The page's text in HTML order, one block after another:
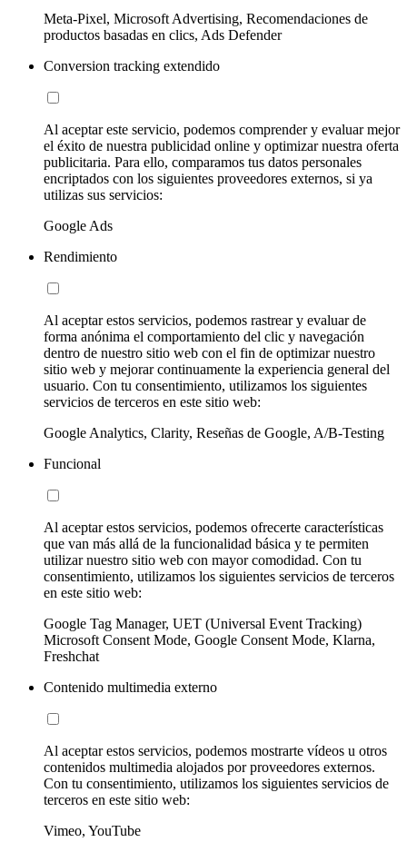
Meta-Pixel, Microsoft Advertising, Recomendaciones de
productos basadas en clics, Ads Defender
Conversion tracking extendido
Al aceptar este servicio, podemos comprender y evaluar mejor
el éxito de nuestra publicidad online y optimizar nuestra oferta
publicitaria. Para ello, comparamos tus datos personales
encriptados con los siguientes proveedores externos, si ya
utilizas sus servicios:
Google Ads
Rendimiento
Al aceptar estos servicios, podemos rastrear y evaluar de
forma anónima el comportamiento del clic y navegación
dentro de nuestro sitio web con el fin de optimizar nuestro
sitio web y mejorar continuamente la experiencia general del
usuario. Con tu consentimiento, utilizamos los siguientes
servicios de terceros en este sitio web:
Google Analytics, Clarity, Reseñas de Google, A/B-Testing
Funcional
Al aceptar estos servicios, podemos ofrecerte características
que van más allá de la funcionalidad básica y te permiten
utilizar nuestro sitio web con mayor comodidad. Con tu
consentimiento, utilizamos los siguientes servicios de terceros
en este sitio web:
Google Tag Manager, UET (Universal Event Tracking)
Microsoft Consent Mode, Google Consent Mode, Klarna,
Freshchat
Contenido multimedia externo
Al aceptar estos servicios, podemos mostrarte vídeos u otros
contenidos multimedia alojados por proveedores externos.
Con tu consentimiento, utilizamos los siguientes servicios de
terceros en este sitio web:
Vimeo, YouTube